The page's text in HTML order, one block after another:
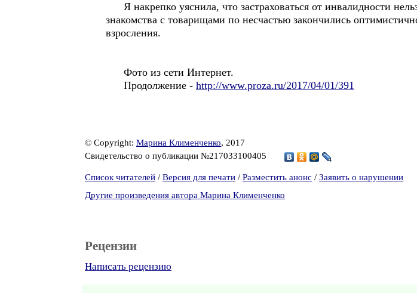
Я накрепко уяснила, что застраховаться от инвалидности
знакомства с товарищами по несчастью закончились
взросления.
Фото из сети Интернет.
Продолжение - http://www.proza.ru/2017/04/01/391
© Copyright: Марина Клименченко, 2017
Свидетельство о публикации №217033100405
Список читателей / Версия для печати / Разместить анонс / Заявить о нарушении
Другие произведения автора Марина Клименченко
Рецензии
Написать рецензию